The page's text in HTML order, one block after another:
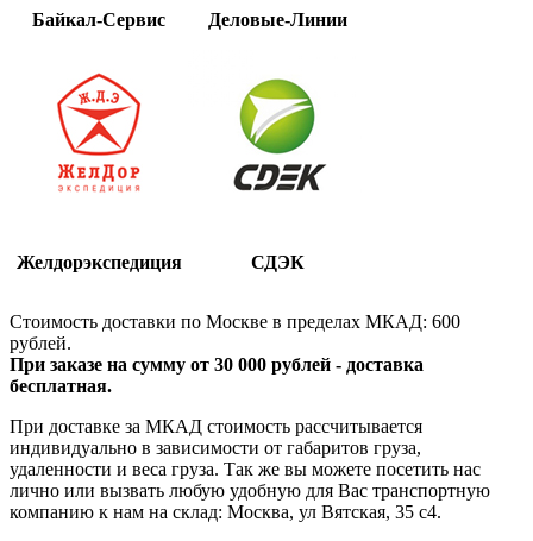
Байкал-Сервис Деловые-Линии
Желдорэкспедиция СДЭК
Стоимость доставки по Москве в пределах МКАД: 600
рублей.
При заказе на сумму от 30 000 рублей - доставка
бесплатная.
При доставке за МКАД стоимость рассчитывается
индивидуально в зависимости от габаритов груза,
удаленности и веса груза. Так же вы можете посетить нас
лично или вызвать любую удобную для Вас транспортную
компанию к нам на склад: Москва, ул Вятская, 35 c4.